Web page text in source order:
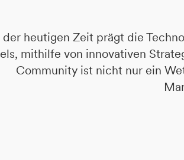
der heutigen Zeit prägt die
mithilfe von innovativen
Community ist nicht nur ein